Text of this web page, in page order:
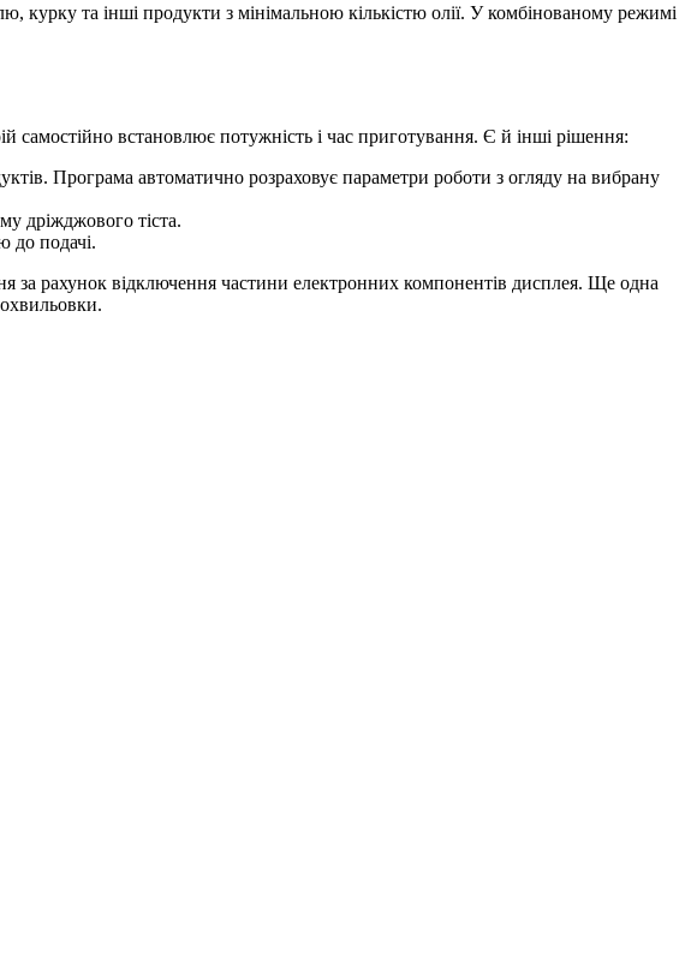
курку та інші продукти з мінімальною кількістю олії. У комбінованому режимі
самостійно встановлює потужність і час приготування. Є й інші рішення:
Програма автоматично розраховує параметри роботи з огляду на вибрану
дріжджового тіста.
до подачі.
за рахунок відключення частини електронних компонентів дисплея. Ще одна